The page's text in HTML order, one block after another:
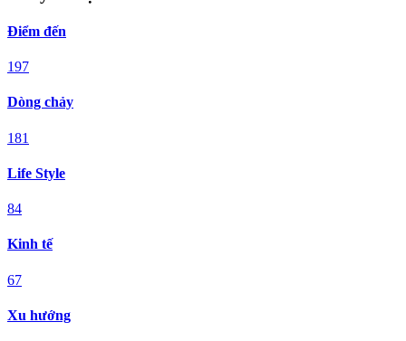
Điểm đến
197
Dòng chảy
181
Life Style
84
Kinh tế
67
Xu hướng